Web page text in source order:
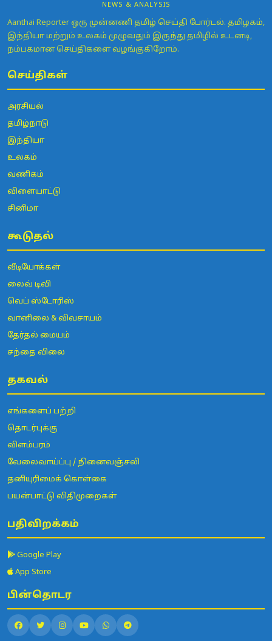
NEWS & ANALYSIS
Aanthai Reporter ஒரு முன்னணி தமிழ் செய்தி போர்டல். தமிழகம்,
இந்தியா மற்றும் உலகம் முழுவதும் இருந்து தமிழில் உடனடி,
நம்பகமான செய்திகளை வழங்குகிறோம்.
செய்திகள்
அரசியல்
தமிழ்நாடு
இந்தியா
உலகம்
வணிகம்
விளையாட்டு
சினிமா
கூடுதல்
வீடியோக்கள்
லைவ் டிவி
வெப் ஸ்டோரிஸ்
வானிலை & விவசாயம்
தேர்தல் மையம்
சந்தை விலை
தகவல்
எங்களைப் பற்றி
தொடர்புக்கு
விளம்பரம்
வேலைவாய்ப்பு / நினைவஞ்சலி
தனியுரிமைக் கொள்கை
பயன்பாட்டு விதிமுறைகள்
பதிவிறக்கம்
Google Play
App Store
பின்தொடர